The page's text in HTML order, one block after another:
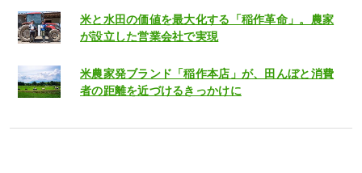
米と水田の価値を最大化する「稲作革命」。農家
が設立した営業会社で実現
米農家発ブランド「稲作本店」が、田んぼと消費
者の距離を近づけるきっかけに